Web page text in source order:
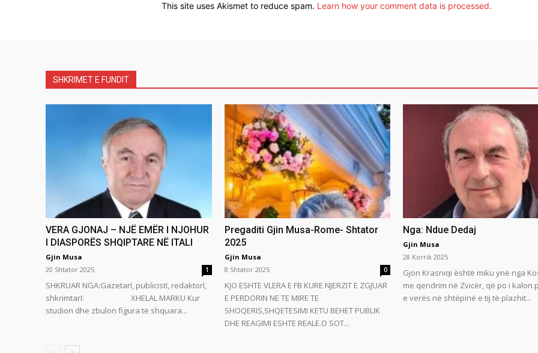
This site uses Akismet to reduce spam. Learn how your comment data is processed.
SHKRIMET E FUNDIT
VERA GJONAJ – NJË EMËR I NJOHUR
I DIASPORËS SHQIPTARE NË ITALI
Gjin Musa
20 Shtator 2025
1
SHKRUAR NGA:GazetarI, publicistI, redaktorI,
shkrimtarI: XHELAL MARKU Kur
studion dhe zbulon figura të shquara...
Pregaditi Gjin Musa-Rome- Shtator
2025
Gjin Musa
8 Shtator 2025
0
KJO ESHTE VLERA E FB KURE NJERZIT E ZGJUAR
E PERDORIN NE TE MIRE TE
SHOQERIS,SHQETESIMI KETU BEHET PUBLIK
DHE REAGIMI ESHTE REALE.O SOT...
Nga: Ndue Dedaj
Gjin Musa
28 Korrik 2025
Gjon Krasniqi është miku ynë nga
me qendrim në Zvicër, që po i kalon
e verës në shtëpinë e tij të plazhit...